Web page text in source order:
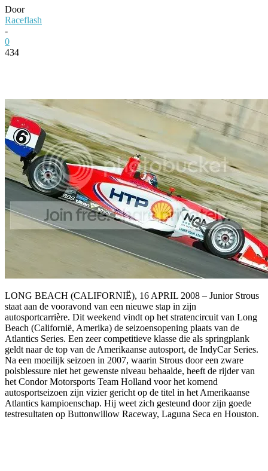
Door
Raceflash
-
0
434
LONG BEACH (CALIFORNIË), 16 APRIL 2008 – Junior Strous
staat aan de vooravond van een nieuwe stap in zijn
autosportcarrière. Dit weekend vindt op het stratencircuit van Long
Beach (Californië, Amerika) de seizoensopening plaats van de
Atlantics Series. Een zeer competitieve klasse die als springplank
geldt naar de top van de Amerikaanse autosport, de IndyCar Series.
Na een moeilijk seizoen in 2007, waarin Strous door een zware
polsblessure niet het gewenste niveau behaalde, heeft de rijder van
het Condor Motorsports Team Holland voor het komend
autosportseizoen zijn vizier gericht op de titel in het Amerikaanse
Atlantics kampioenschap. Hij weet zich gesteund door zijn goede
testresultaten op Buttonwillow Raceway, Laguna Seca en Houston.